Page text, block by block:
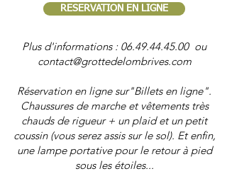
RESERVATION EN LIGNE
Plus d'informations : 06.49.44.45.00ou
contact@grottedelombrives.com
Réservation en ligne sur"Billets en ligne".
Chaussures de marche et vêtements très
chauds de rigueur + un plaid et un petit
coussin (vous serez assis sur le sol). Et enfin,
une lampe portative pour le retour à pied
sous les étoiles...